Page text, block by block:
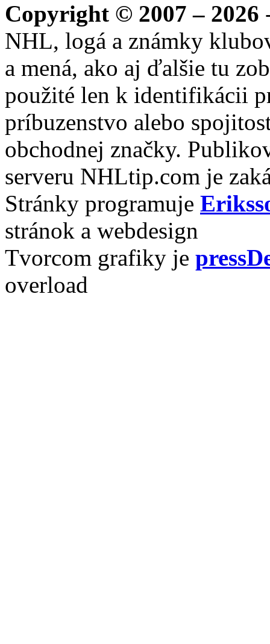
Copyright © 2007 – 2026
NHL, logá a známky
a mená, ako aj ďalšie tu
použité len k identifikácii
príbuzenstvo alebo
obchodnej značky.
serveru NHLtip.com je
Stránky programuje
stránok a webdesign
Tvorcom grafiky je
overload